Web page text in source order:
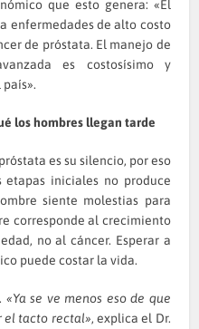
que esto genera: «El
enfermedades de alto costo
de próstata. El manejo de
es costosísimo y
los hombres llegan tarde
es su silencio, por eso
etapas iniciales no produce
siente molestias para
corresponde al crecimiento
no al cáncer. Esperar a
puede costar la vida.
«Ya se ve menos eso de que
el tacto rectal», explica el Dr.